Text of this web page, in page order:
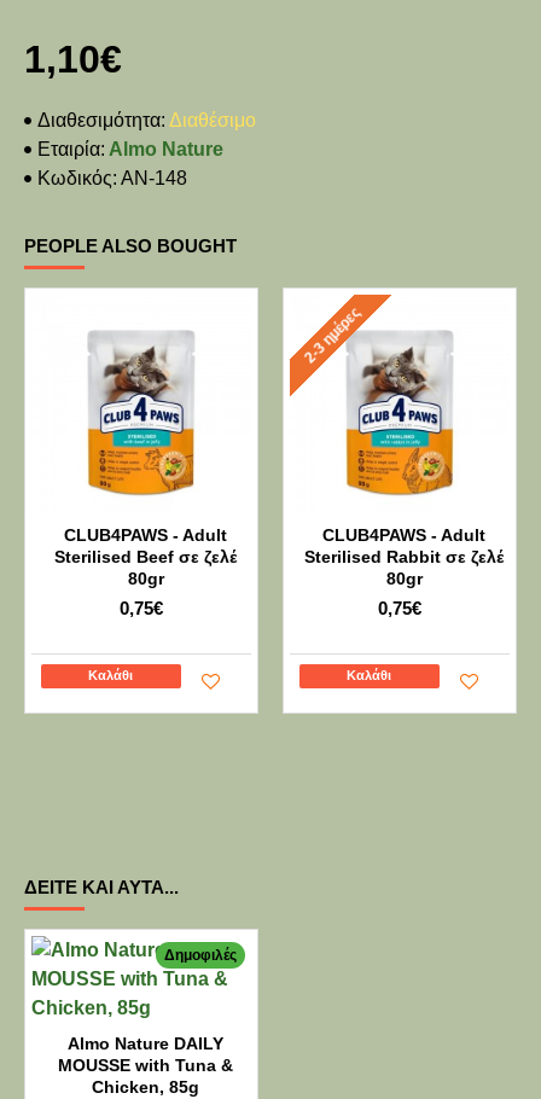
Διαθεσιμότητα: Διαθέσιμο
Εταιρία: Almo Nature
Κωδικός: AN-148
1,10€
PEOPLE ALSO BOUGHT
CLUB4PAWS - Adult
Sterilised Beef σε ζελέ
80gr
0,75€
Καλάθι
2-3 ημέρες
CLUB4PAWS - Adult
Sterilised Rabbit σε ζελέ
80gr
0,75€
Καλάθι
ΔΕΊΤΕ ΚΑΙ ΑΥΤΆ...
Δημοφιλές
Almo Nature DAILY
MOUSSE with Tuna &
Chicken, 85g